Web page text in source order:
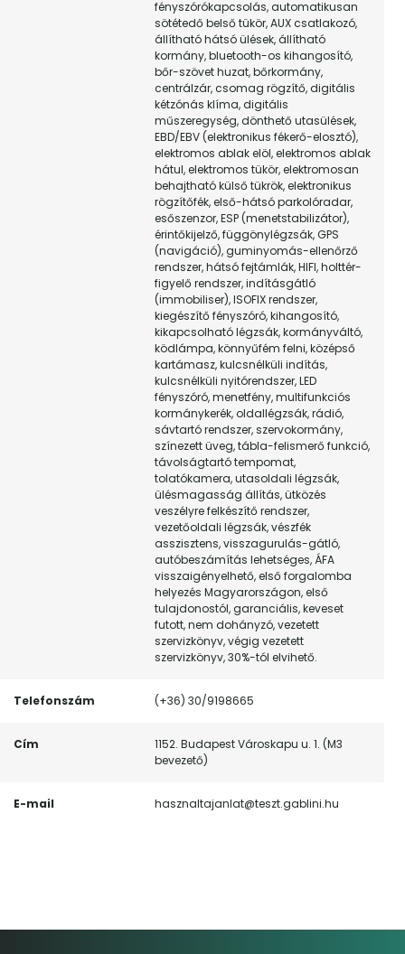
fényszórókapcsolás, automatikusan
sötétedő belső tükör, AUX csatlakozó,
állítható hátsó ülések, állítható
kormány, bluetooth-os kihangosító,
bőr-szövet huzat, bőrkormány,
centrálzár, csomag rögzítő, digitális
kétzónás klíma, digitális
műszeregység, dönthető utasülések,
EBD/EBV (elektronikus fékerő-elosztó),
elektromos ablak elöl, elektromos ablak
hátul, elektromos tükör, elektromosan
behajtható külső tükrök, elektronikus
rögzítőfék, első-hátsó parkolóradar,
esőszenzor, ESP (menetstabilizátor),
érintőkijelző, függönylégzsák, GPS
(navigáció), guminyomás-ellenőrző
rendszer, hátsó fejtámlák, HIFI, holttér-
figyelő rendszer, indításgátló
(immobiliser), ISOFIX rendszer,
kiegészítő fényszóró, kihangosító,
kikapcsolható légzsák, kormányváltó,
ködlámpa, könnyűfém felni, középső
kartámasz, kulcsnélküli indítás,
kulcsnélküli nyitórendszer, LED
fényszóró, menetfény, multifunkciós
kormánykerék, oldallégzsák, rádió,
sávtartó rendszer, szervokormány,
színezett üveg, tábla-felismerő funkció,
távolságtartó tempomat,
tolatókamera, utasoldali légzsák,
ülésmagasság állítás, ütközés
veszélyre felkészítő rendszer,
vezetőoldali légzsák, vészfék
asszisztens, visszagurulás-gátló,
autóbeszámítás lehetséges, ÁFA
visszaigényelhető, első forgalomba
helyezés Magyarországon, első
tulajdonostól, garanciális, keveset
futott, nem dohányzó, vezetett
szervizkönyv, végig vezetett
szervizkönyv, 30%-tól elvihető.
Telefonszám (+36) 30/9198665
Cím
1152. Budapest Városkapu u. 1. (M3
bevezető)
E-mail hasznaltajanlat@teszt.gablini.hu